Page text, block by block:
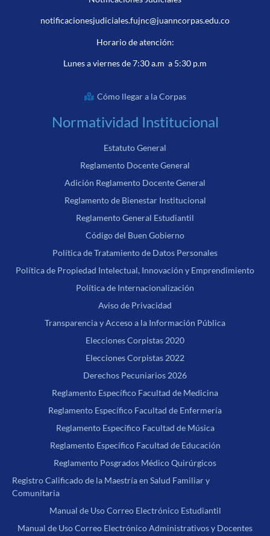
notificacionesjudiciales.fujnc@juanncorpas.edu.co
Horario de atención:
Lunes a viernes de 7:30 a.m a 5:30 p.m
Cómo llegar a la Corpas
Normatividad Institucional
Estatuto General
Reglamento Docente General
Adición Reglamento Docente General
Reglamento de Bienestar Institucional
Reglamento General Estudiantil
Código del Buen Gobierno
Política de Tratamiento de Datos Personales
Política de Propiedad Intelectual, Innovación y Emprendimiento
Política de Internacionalización
Aviso de Privacidad
Transparencia y Acceso a la Información Pública
Elecciones Corpistas 2020
Elecciones Corpistas 2022
Derechos Pecuniarios 2026
Reglamento Específico Facultad de Medicina
Reglamento Específico Facultad de Enfermería
Reglamento Específico Facultad de Música
Reglamento Específico Facultad de Educación
Reglamento Posgrados Médico Quirúrgicos
Registro Calificado de la Maestría en Salud Familiar y
Comunitaria
Manual de Uso Correo Electrónico Estudiantil
Manual de Uso Correo Electrónico Administrativos y Docentes